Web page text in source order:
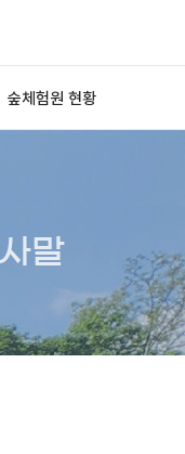
숲체험원 현황
말